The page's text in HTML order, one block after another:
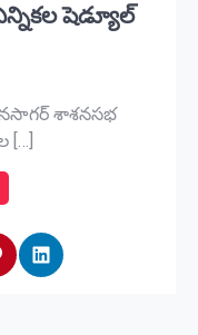
షెడ్యూల్
శాశనసభ